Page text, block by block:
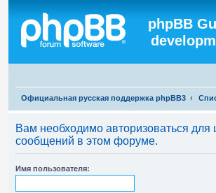
phpBB
Официальная русская поддержка phpBB3
Вам необходимо авторизоваться для
сообщений в этом форуме.
Имя пользователя: